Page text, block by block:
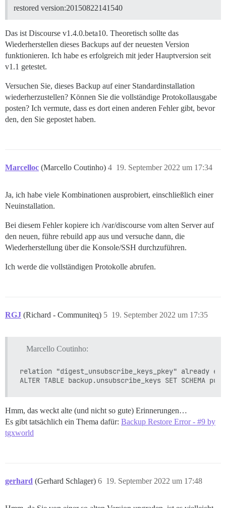
restored version:20150822141540
Das ist Discourse v1.4.0.beta10. Theoretisch sollte das
Wiederherstellen dieses Backups auf der neuesten Version
funktionieren. Ich habe es erfolgreich mit jeder Hauptversion seit
v1.1 getestet.
Versuchen Sie, dieses Backup auf einer Standardinstallation
wiederherzustellen? Können Sie die vollständige Protokollausgabe
posten? Ich vermute, dass es dort einen anderen Fehler gibt, bevor
den, den Sie gepostet haben.
Marcelloc (Marcello Coutinho) 19. September 2022 um 17:34
4
Ja, ich habe viele Kombinationen ausprobiert, einschließlich einer
Neuinstallation.
Bei diesem Fehler kopiere ich /var/discourse vom alten Server auf
den neuen, führe rebuild app aus und versuche dann, die
Wiederherstellung über die Konsole/SSH durchzuführen.
Ich werde die vollständigen Protokolle abrufen.
RGJ (Richard - Communiteq) 19. September 2022 um 17:35
5
Marcello Coutinho:
relation "digest_unsubscribe_keys_pkey" already
Hmm, das weckt alte (und nicht so gute) Erinnerungen…
Es gibt tatsächlich ein Thema dafür: Backup Restore Error - #9 by
tgxworld
gerhard (Gerhard Schlager) 19. September 2022 um 17:48
6